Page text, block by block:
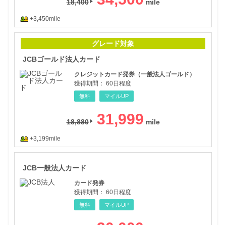
18,400
+3,450mile
グレード対象
JCBゴールド法人カード
クレジットカード発券（一般法人ゴールド）
獲得期間： 60日程度
無料 マイルUP
18,880 31,999
+3,199mile
JCB一般法人カード
カード発券
獲得期間： 60日程度
無料 マイルUP